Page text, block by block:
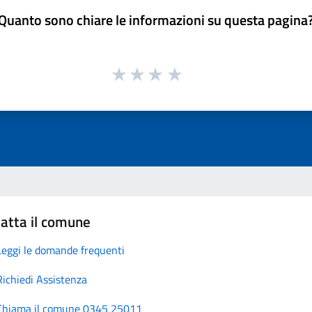
sono chiare le informazioni su questa
il comune
le domande frequenti
Assistenza
il comune 0345 25011